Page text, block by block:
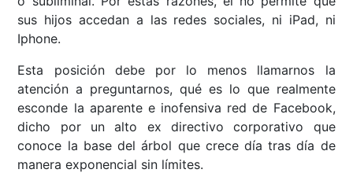
sus hijos accedan a las redes sociales, ni iPad, ni
Iphone.
Esta posición debe por lo menos llamarnos la
atención a preguntarnos, qué es lo que realmente
esconde la aparente e inofensiva red de Facebook,
dicho por un alto ex directivo corporativo que
conoce la base del árbol que crece día tras día de
manera exponencial sin límites.